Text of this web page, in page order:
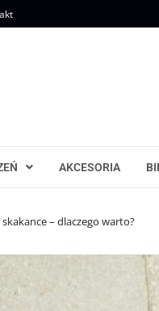
AKCESORIA
– dlaczego warto?